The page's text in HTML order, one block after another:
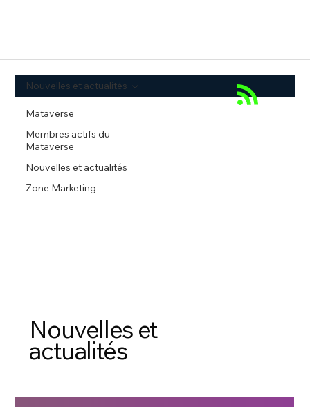
Mataverse
Membres actifs du
Mataverse
Nouvelles et actualités
Zone Marketing
Nouvelles et actualités
Nouvelles et
actualités